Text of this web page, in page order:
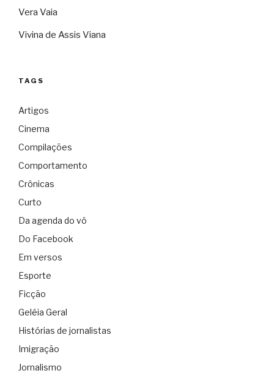
Vera Vaia
Vivina de Assis Viana
TAGS
Artigos
Cinema
Compilações
Comportamento
Crônicas
Curto
Da agenda do vô
Do Facebook
Em versos
Esporte
Ficção
Geléia Geral
Histórias de jornalistas
Imigração
Jornalismo